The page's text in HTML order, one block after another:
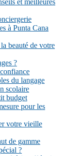
et meilleures
à Punta Cana
beauté de votre
?
du langage
scolaire
budget
pour les
votre vieille
de gamme
?